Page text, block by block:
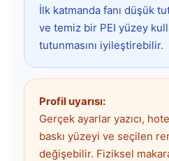
İlk katmanda fanı düşük
ve temiz bir PEI yüzey
tutunmasını iyileştirebilir.
Profil uyarısı:
Gerçek ayarlar yazıcı,
baskı yüzeyi ve seçilen
değişebilir. Fiziksel